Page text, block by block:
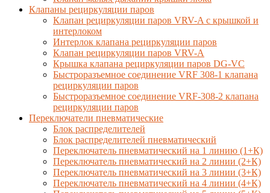
Клапаны рециркуляции паров
Клапан рециркуляции паров VRV-A с крышкой и
интерлоком
Интерлок клапана рециркуляции паров
Клапан рециркуляции паров VRV-A
Крышка клапана рециркуляции паров DG-VC
Быстроразъемное соединение VRF 308-1 клапана
рециркуляции паров
Быстроразъемное соединение VRF-308-2 клапана
рециркуляции паров
Переключатели пневматические
Блок распределителей
Блок распределителей пневматический
Переключатель пневматический на 1 линию (1+К)
Переключатель пневматический на 2 линии (2+К)
Переключатель пневматический на 3 линии (3+К)
Переключатель пневматический на 4 линии (4+К)